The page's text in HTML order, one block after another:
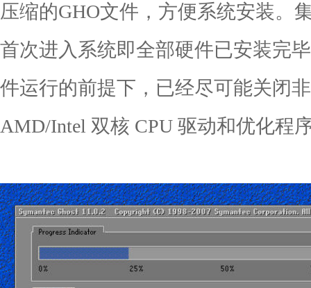
压缩的GHO文件，方便系统安装。
首次进入系统即全部硬件已安装完
件运行的前提下，已经尽可能关闭
AMD/Intel 双核 CPU 驱动和优化程